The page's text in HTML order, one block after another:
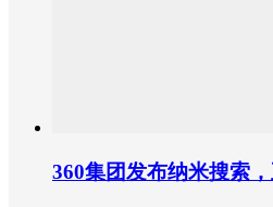
360集团发布纳米搜索